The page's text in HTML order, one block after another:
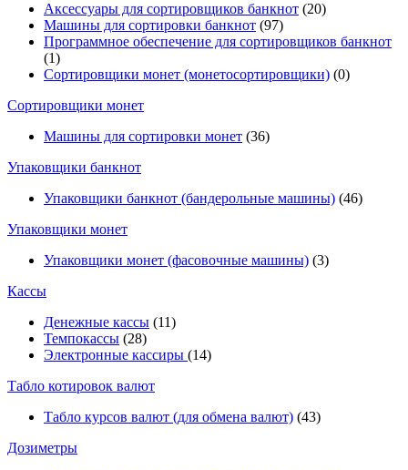
Аксессуары для сортировщиков банкнот (20)
Машины для сортировки банкнот (97)
Программное обеспечение для сортировщиков банкнот
(1)
Сортировщики монет (монетосортировщики) (0)
Сортировщики монет
Машины для сортировки монет (36)
Упаковщики банкнот
Упаковщики банкнот (бандерольные машины) (46)
Упаковщики монет
Упаковщики монет (фасовочные машины) (3)
Кассы
Денежные кассы (11)
Темпокассы (28)
Электронные кассиры (14)
Табло котировок валют
Табло курсов валют (для обмена валют) (43)
Дозиметры